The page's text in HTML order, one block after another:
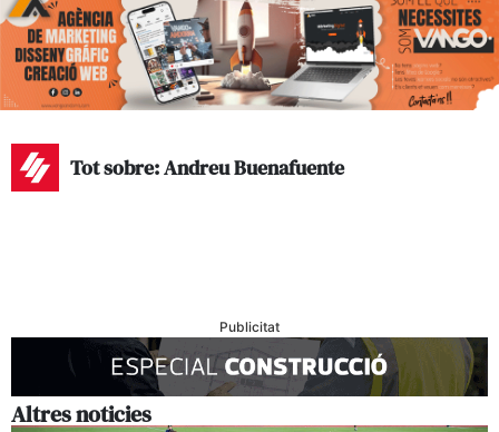
Tot sobre: Andreu Buenafuente
Publicitat
Altres noticies